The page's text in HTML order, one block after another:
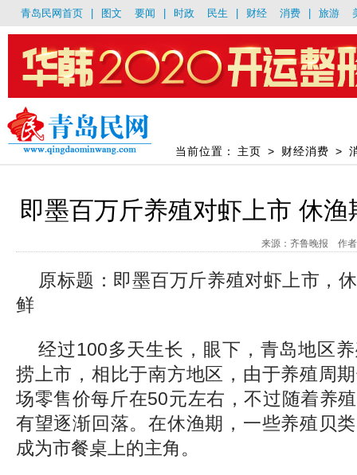
青岛民网首页 图文 要闻 时政 民生 财经 消费 旅游
当前位置： 主页 > 财经消费 >
即墨百万斤养殖对虾上市 休
来源：齐鲁晚报 作
原标题：即墨百万斤养殖对虾上市，
鲜
经过100多天生长，眼下，青岛地区
捞上市，相比于南方地区，由于养殖周
场零售价每斤在50元左右，不过随着养
有望逐渐回落。在休渔期，一些养殖贝
成为市餐桌上的主角。